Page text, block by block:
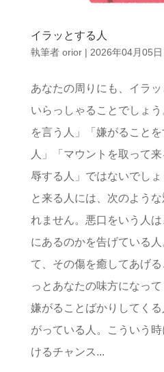
イラッとする人
執筆者 orior| 2026年04月05日
あなたの周りにも、イラ
いらっしゃることでしょ
を言う人」「嫌がること
人」「マウントを取って
辱する人」ではないでし
と来る人には、次のよう
れません。悪口をいう人
にあるのかを告げている
て、その傷を癒してあげ
っとあなたの味方になっ
嫌がることばかりしてく
がっている人。こういう
けるチャンス...